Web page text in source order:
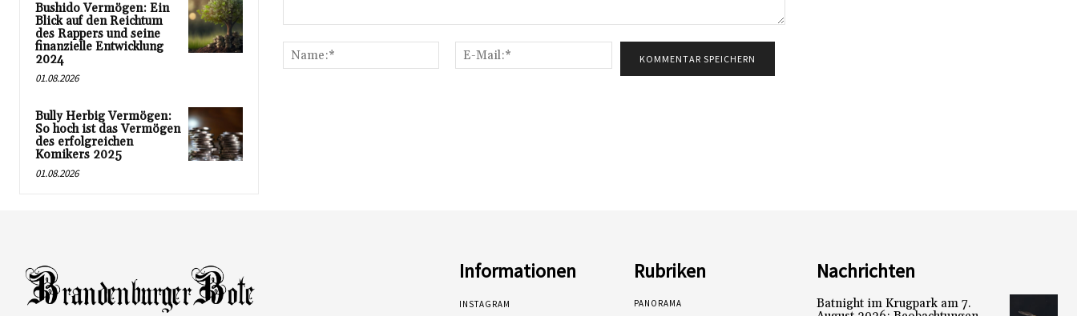
Bushido Vermögen: Ein
Blick auf den Reichtum
des Rappers und seine
finanzielle Entwicklung
2024
01.08.2026
Bully Herbig Vermögen:
So hoch ist das Vermögen
des erfolgreichen
Komikers 2025
01.08.2026
Name:*
Mail:*
Informationen
INSTAGRAM
Rubriken
PANORAMA
Nachrichten
Batnight im Krugpark am 7.